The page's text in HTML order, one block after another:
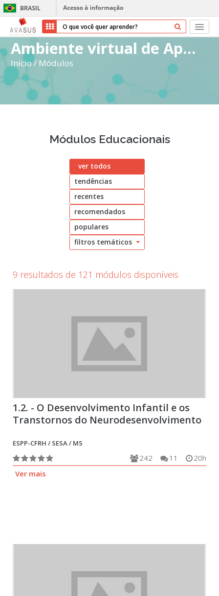
Início
Cursos
Parceiros
Transparência
Ajuda
Entrar
Cadastrar
Ambiente virtual de Aprendizagem do SUS
Início/ Módulos
Módulos Educacionais
ver todos
tendências
recentes
recomendados
populares
filtros temáticos
9 resultados de 121 módulos disponíveis
1.2. - O Desenvolvimento Infantil e os
Transtornos do Neurodesenvolvimento
ESPP-CFRH / SESA / MS
20h
11
242
Ver mais